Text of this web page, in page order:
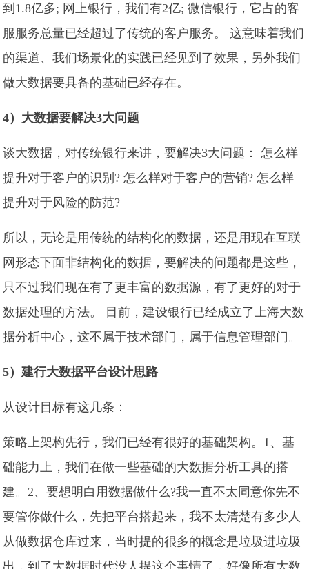
到1.8亿多; 网上银行，我们有2亿; 微信银行，它占的客
服服务总量已经超过了传统的客户服务。 这意味着我们
的渠道、我们场景化的实践已经见到了效果，另外我们
做大数据要具备的基础已经存在。
4）大数据要解决3大问题
谈大数据，对传统银行来讲，要解决3大问题： 怎么样
提升对于客户的识别? 怎么样对于客户的营销? 怎么样
提升对于风险的防范?
所以，无论是用传统的结构化的数据，还是用现在互联
网形态下面非结构化的数据，要解决的问题都是这些，
只不过我们现在有了更丰富的数据源，有了更好的对于
数据处理的方法。 目前，建设银行已经成立了上海大数
据分析中心，这不属于技术部门，属于信息管理部门。
5）建行大数据平台设计思路
从设计目标有这几条：
策略上架构先行，我们已经有很好的基础架构。1、基
础能力上，我们在做一些基础的大数据分析工具的搭
建。2、要想明白用数据做什么?我一直不太同意你先不
要管你做什么，先把平台搭起来，我不太清楚有多少人
从做数据仓库过来，当时提的很多的概念是垃圾进垃圾
出，到了大数据时代没人提这个事情了，好像所有大数